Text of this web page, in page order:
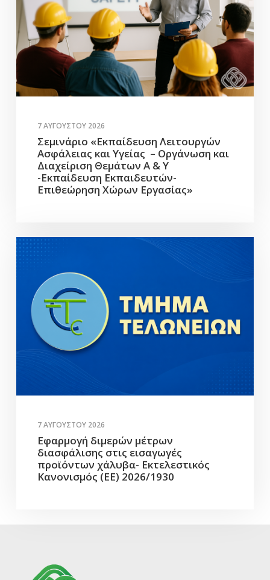
7 ΑΥΓΟΎΣΤΟΥ 2026
Σεμινάριο «Εκπαίδευση Λειτουργών
Ασφάλειας και Υγείας – Οργάνωση και
Διαχείριση Θεμάτων Α & Υ
-Εκπαίδευση Εκπαιδευτών-
Επιθεώρηση Χώρων Εργασίας»
7 ΑΥΓΟΎΣΤΟΥ 2026
Εφαρμογή διμερών μέτρων
διασφάλισης στις εισαγωγές
προϊόντων χάλυβα- Εκτελεστικός
Κανονισμός (ΕΕ) 2026/1930